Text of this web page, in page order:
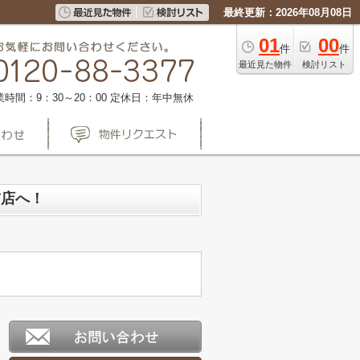
最終更新：2026年08月08日
01件
最近見た物件
00件
検討リスト
時間：9：30～20：00 定休日：年中無休
へ！